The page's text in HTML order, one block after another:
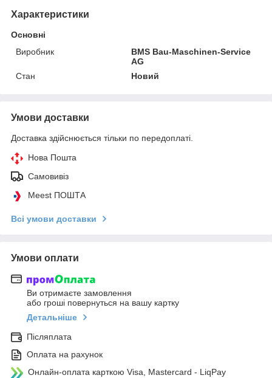
Характеристики
Основні
Виробник
BMS Bau-Maschinen-Service
AG
Стан
Новий
Умови доставки
Доставка здійснюється тільки по передоплаті.
Нова Пошта
Самовивіз
Meest ПОШТА
Всі умови доставки
Умови оплати
Ви отримаєте замовлення
або гроші повернуться на вашу картку
Детальніше
Післяплата
Оплата на рахунок
Онлайн-оплата карткою Visa, Mastercard - LiqPay